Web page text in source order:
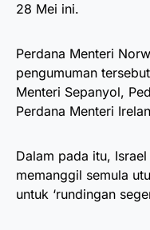
28 Mei ini.
Perdana Menteri
pengumuman
Menteri Sepanyol,
Perdana Menteri
Dalam pada itu,
memanggil semula
untuk ‘rundingan